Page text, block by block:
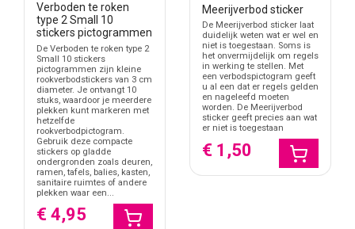
Verboden te roken
type 2 Small 10
stickers pictogrammen
De Verboden te roken type 2
Small 10 stickers
pictogrammen zijn kleine
rookverbodstickers van 3 cm
diameter. Je ontvangt 10
stuks, waardoor je meerdere
plekken kunt markeren met
hetzelfde
rookverbodpictogram.
Gebruik deze compacte
stickers op gladde
ondergronden zoals deuren,
ramen, tafels, balies, kasten,
sanitaire ruimtes of andere
plekken waar een...
€ 4,95
Meerijverbod sticker
De Meerijverbod sticker laat
duidelijk weten wat er wel en
niet is toegestaan. Soms is
het onvermijdelijk om regels
in werking te stellen. Met
een verbodspictogram geeft
u al een dat er regels gelden
en nageleefd moeten
worden. De Meerijverbod
sticker geeft precies aan wat
er niet is toegestaan
€ 1,50